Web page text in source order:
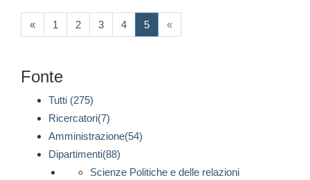
« 1 2 3 4 5(current)
«
Fonte
Tutti (275)
Ricercatori(7)
Amministrazione(54)
Dipartimenti(88)
Scienze Politiche e delle relazioni